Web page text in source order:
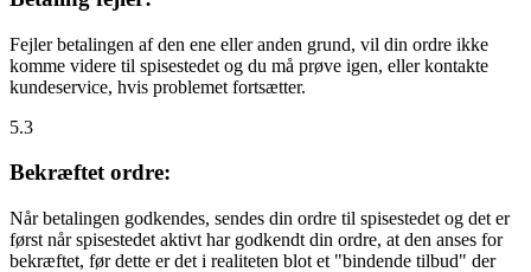
Fejler betalingen af den ene eller anden grund, vil din ordre ikke
komme videre til spisestedet og du må prøve igen, eller kontakte
kundeservice, hvis problemet fortsætter.
5.3
Bekræftet ordre:
Når betalingen godkendes, sendes din ordre til spisestedet og det er
først når spisestedet aktivt har godkendt din ordre, at den anses for
bekræftet, før dette er det i realiteten blot et "bindende tilbud" der